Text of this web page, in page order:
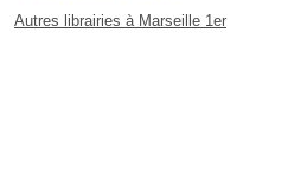
Autres librairies à Marseille 1er